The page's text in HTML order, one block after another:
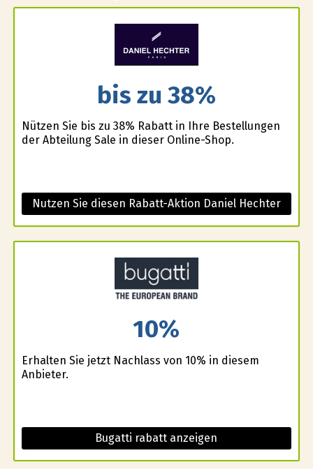
bis zu 38%
Nützen Sie bis zu 38% Rabatt in Ihre Bestellungen
der Abteilung Sale in dieser Online-Shop.
Nutzen Sie diesen Rabatt-Aktion Daniel Hechter
10%
Erhalten Sie jetzt Nachlass von 10% in diesem
Anbieter.
Bugatti rabatt anzeigen